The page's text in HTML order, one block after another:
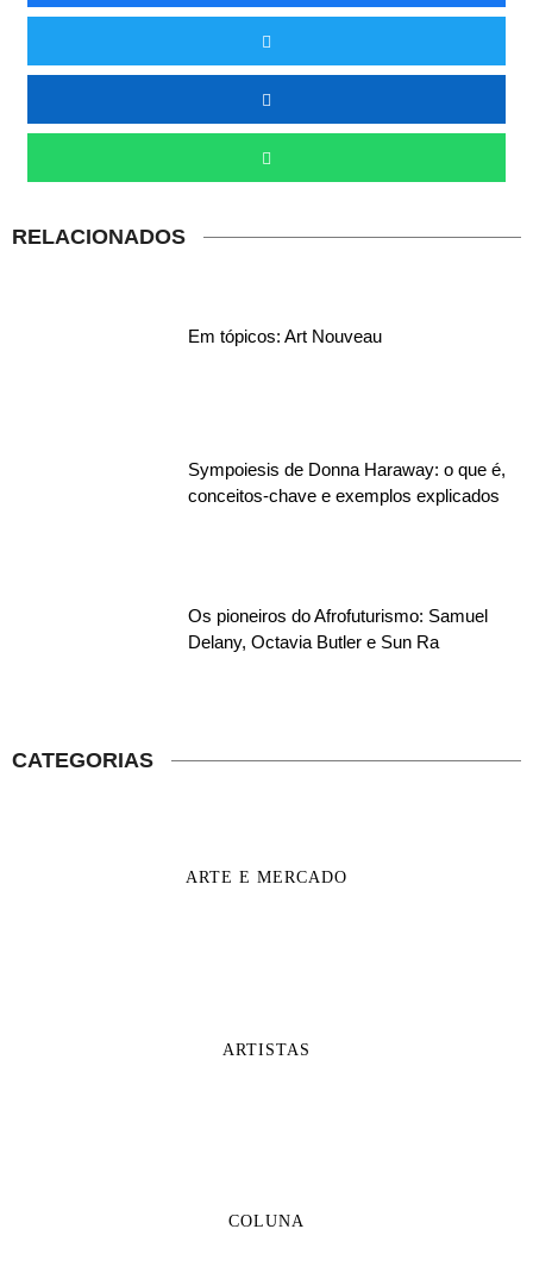
RELACIONADOS
Em tópicos: Art Nouveau
Sympoiesis de Donna Haraway: o que é,
conceitos-chave e exemplos explicados
Os pioneiros do Afrofuturismo: Samuel
Delany, Octavia Butler e Sun Ra
CATEGORIAS
ARTE E MERCADO
ARTISTAS
COLUNA